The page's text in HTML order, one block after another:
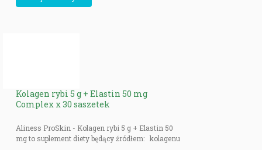
Kolagen rybi 5 g + Elastin 50 mg
Complex x 30 saszetek
Aliness ProSkin - Kolagen rybi 5 g + Elastin 50
mg to suplement diety będący źródłem: kolagenu